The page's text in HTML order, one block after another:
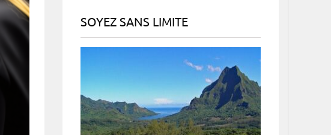
SOYEZ SANS LIMITE